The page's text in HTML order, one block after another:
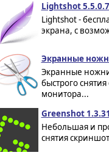
Lightshot 5.5.0.7
Lightshot -
экрана, с
Экранные
Экранные
быстрого
монитора...
Greenshot
Небольшая и
снятия